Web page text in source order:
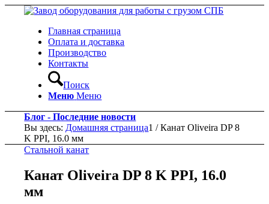
Главная страница
Оплата и доставка
Производство
Контакты
Поиск
Меню Меню
Блог - Последние новости
Вы здесь: Домашняя страница1 / Канат Oliveira DP 8
K PPI, 16.0 мм
Стальной канат
Канат Oliveira DP 8 K PPI, 16.0
мм